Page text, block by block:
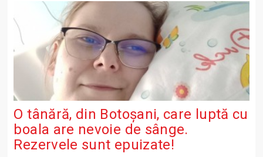
O tânără, din Botoșani, care luptă cu
boala are nevoie de sânge.
Rezervele sunt epuizate!